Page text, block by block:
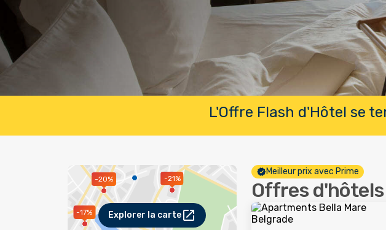
L'Offre Flash d'Hôtel se
-20% -21%
-17% Explorer la carte
Meilleur prix avec Prime
Offres